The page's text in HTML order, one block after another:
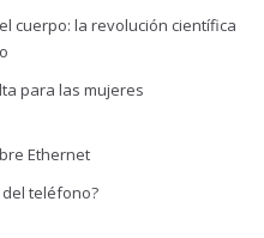
cuerpo: la revolución científica
para las mujeres
Ethernet
teléfono?